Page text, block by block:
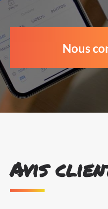
Nous
Avis